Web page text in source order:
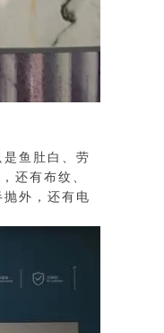
鱼肚白、劳
还有布纹、
外，还有电